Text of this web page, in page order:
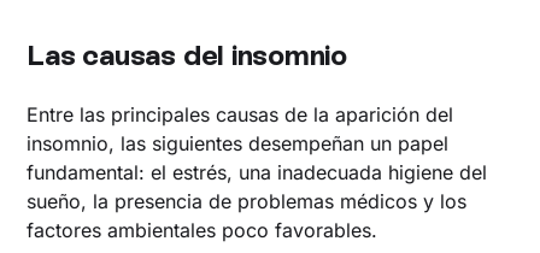
Las causas del insomnio
Entre las principales causas de la aparición del
insomnio, las siguientes desempeñan un papel
fundamental: el estrés, una inadecuada higiene del
sueño, la presencia de problemas médicos y los
factores ambientales poco favorables.